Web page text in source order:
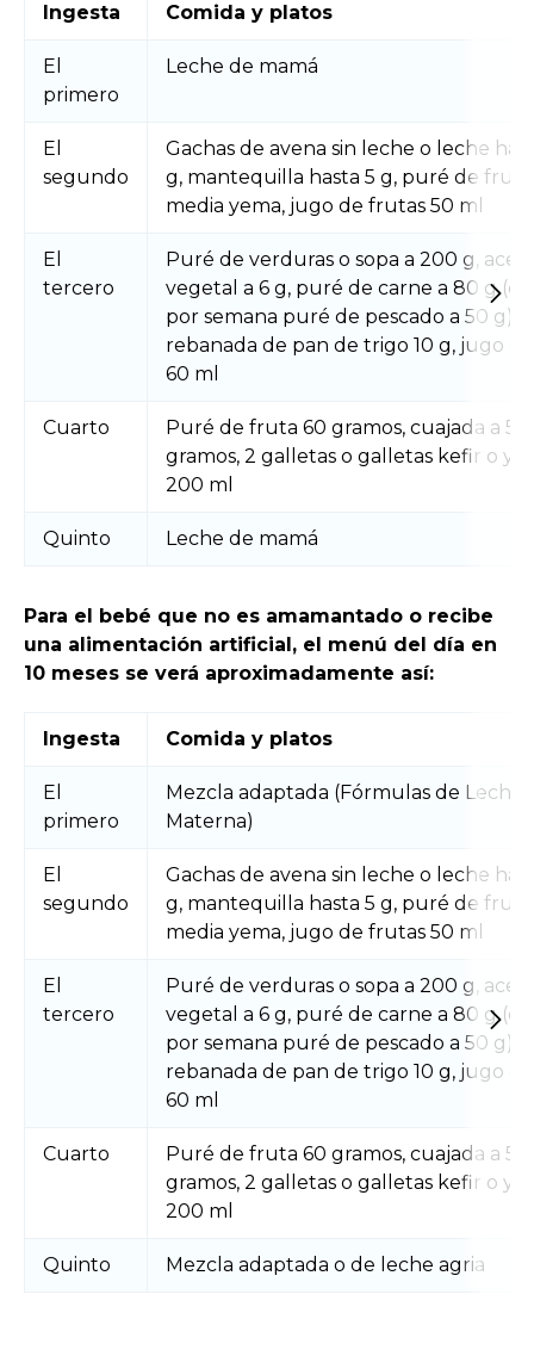
Ingesta Comida y platos
El
primero
Leche de mamá
El
segundo
Gachas de avena sin leche o leche
g, mantequilla hasta 5 g, puré de
media yema, jugo de frutas 50 ml
El
tercero
Puré de verduras o sopa a 200 g,
vegetal a 6 g, puré de carne a 80 g
por semana puré de pescado a 50 g),
rebanada de pan de trigo 10 g, jugo
60 ml
Cuarto
Puré de fruta 60 gramos, cuajada a 50
gramos, 2 galletas o galletas kefir o
200 ml
Quinto Leche de mamá
Para el bebé que no es amamantado o recibe
una alimentación artificial, el menú del día en
10 meses se verá aproximadamente así:
Ingesta Comida y platos
El
primero
Mezcla adaptada (Fórmulas de Leche
Materna)
El
segundo
Gachas de avena sin leche o leche
g, mantequilla hasta 5 g, puré de
media yema, jugo de frutas 50 ml
El
tercero
Puré de verduras o sopa a 200 g,
vegetal a 6 g, puré de carne a 80 g
por semana puré de pescado a 50 g),
rebanada de pan de trigo 10 g, jugo
60 ml
Cuarto
Puré de fruta 60 gramos, cuajada a 50
gramos, 2 galletas o galletas kefir o
200 ml
Quinto Mezcla adaptada o de leche agria